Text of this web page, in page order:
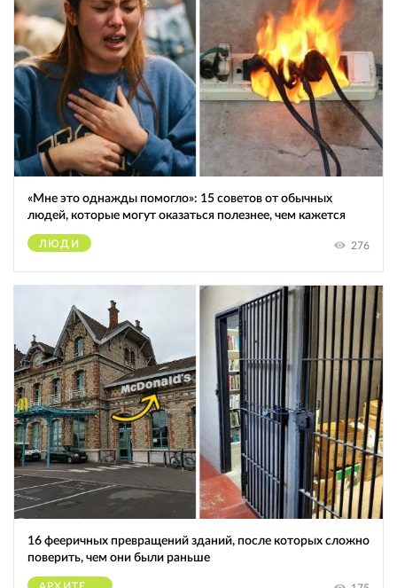
«Мне это однажды помогло»: 15 советов от обычных
людей, которые могут оказаться полезнее, чем кажется
ЛЮДИ 276
16 фееричных превращений зданий, после которых сложно
поверить, чем они были раньше